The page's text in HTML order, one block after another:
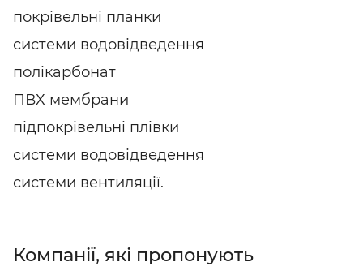
покрівельні планки
системи водовідведення
полікарбонат
ПВХ мембрани
підпокрівельні плівки
системи водовідведення
системи вентиляції.
Компанії, які пропонують